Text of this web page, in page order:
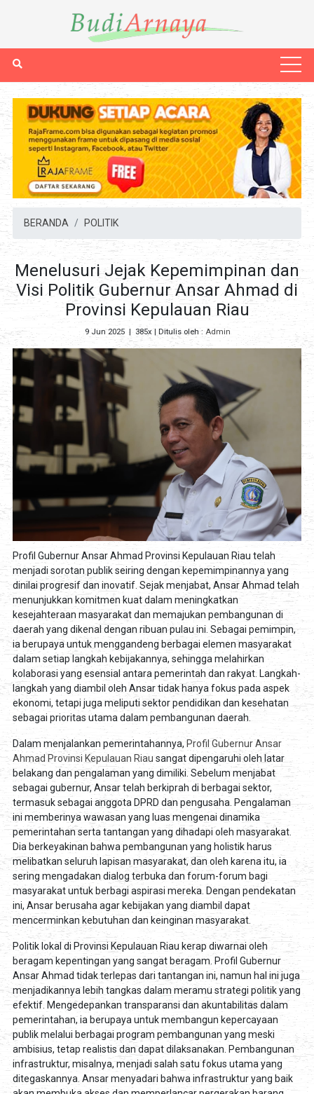
BERANDA POLITIK
Menelusuri Jejak Kepemimpinan dan
Visi Politik Gubernur Ansar Ahmad di
Provinsi Kepulauan Riau
9 Jun 2025 385x | Ditulis oleh :Admin
Profil Gubernur Ansar Ahmad Provinsi Kepulauan Riau telah
menjadi sorotan publik seiring dengan kepemimpinannya yang
dinilai progresif dan inovatif. Sejak menjabat, Ansar Ahmad telah
menunjukkan komitmen kuat dalam meningkatkan
kesejahteraan masyarakat dan memajukan pembangunan di
daerah yang dikenal dengan ribuan pulau ini. Sebagai pemimpin,
ia berupaya untuk menggandeng berbagai elemen masyarakat
dalam setiap langkah kebijakannya, sehingga melahirkan
kolaborasi yang esensial antara pemerintah dan rakyat. Langkah-
langkah yang diambil oleh Ansar tidak hanya fokus pada aspek
ekonomi, tetapi juga meliputi sektor pendidikan dan kesehatan
sebagai prioritas utama dalam pembangunan daerah.
Dalam menjalankan pemerintahannya, Profil Gubernur Ansar
Ahmad Provinsi Kepulauan Riau sangat dipengaruhi oleh latar
belakang dan pengalaman yang dimiliki. Sebelum menjabat
sebagai gubernur, Ansar telah berkiprah di berbagai sektor,
termasuk sebagai anggota DPRD dan pengusaha. Pengalaman
ini memberinya wawasan yang luas mengenai dinamika
pemerintahan serta tantangan yang dihadapi oleh masyarakat.
Dia berkeyakinan bahwa pembangunan yang holistik harus
melibatkan seluruh lapisan masyarakat, dan oleh karena itu, ia
sering mengadakan dialog terbuka dan forum-forum bagi
masyarakat untuk berbagi aspirasi mereka. Dengan pendekatan
ini, Ansar berusaha agar kebijakan yang diambil dapat
mencerminkan kebutuhan dan keinginan masyarakat.
Politik lokal di Provinsi Kepulauan Riau kerap diwarnai oleh
beragam kepentingan yang sangat beragam. Profil Gubernur
Ansar Ahmad tidak terlepas dari tantangan ini, namun hal ini juga
menjadikannya lebih tangkas dalam meramu strategi politik yang
efektif. Mengedepankan transparansi dan akuntabilitas dalam
pemerintahan, ia berupaya untuk membangun kepercayaan
publik melalui berbagai program pembangunan yang meski
ambisius, tetap realistis dan dapat dilaksanakan. Pembangunan
infrastruktur, misalnya, menjadi salah satu fokus utama yang
ditegaskannya. Ansar menyadari bahwa infrastruktur yang baik